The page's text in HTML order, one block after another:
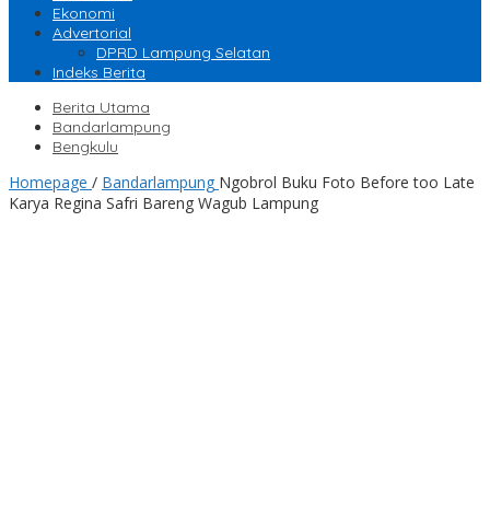
Ekonomi
Advertorial
DPRD Lampung Selatan
Indeks Berita
Berita Utama
Bandarlampung
Bengkulu
Homepage / Bandarlampung Ngobrol Buku Foto Before too Late
Karya Regina Safri Bareng Wagub Lampung